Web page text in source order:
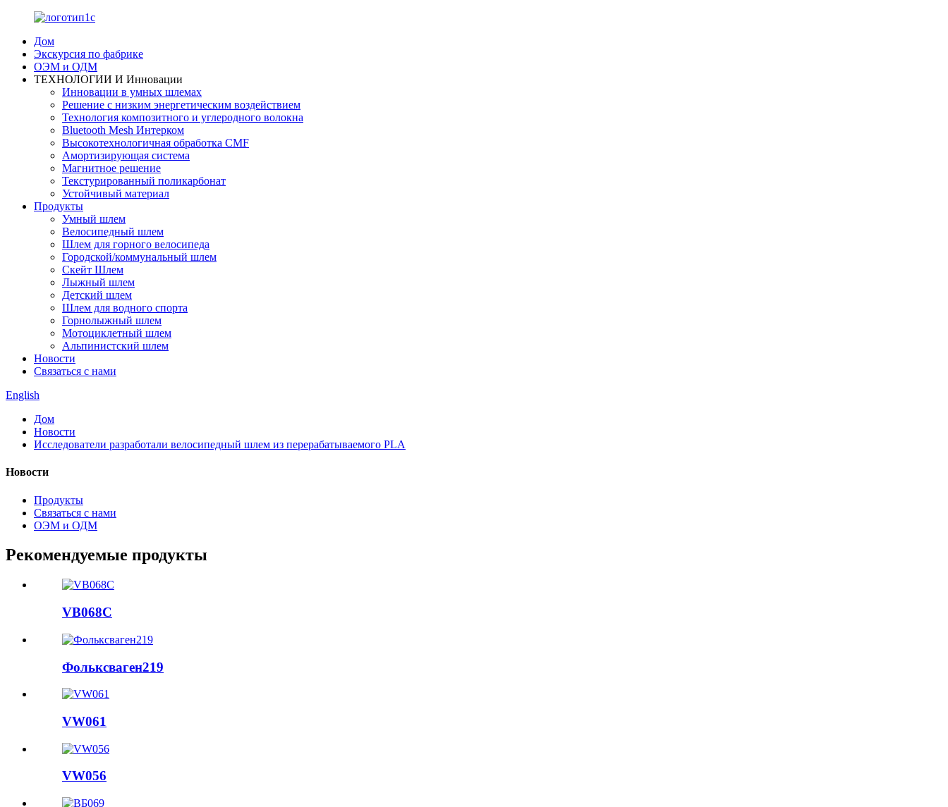
Дом
Экскурсия по фабрике
ОЭМ и ОДМ
ТЕХНОЛОГИИ И Инновации
Инновации в умных шлемах
Решение с низким энергетическим воздействием
Технология композитного и углеродного волокна
Bluetooth Mesh Интерком
Высокотехнологичная обработка CMF
Амортизирующая система
Магнитное решение
Текстурированный поликарбонат
Устойчивый материал
Продукты
Умный шлем
Велосипедный шлем
Шлем для горного велосипеда
Городской/коммунальный шлем
Скейт Шлем
Лыжный шлем
Детский шлем
Шлем для водного спорта
Горнолыжный шлем
Мотоциклетный шлем
Альпинистский шлем
Новости
Связаться с нами
English
Дом
Новости
Исследователи разработали велосипедный шлем из перерабатываемого PLA
Новости
Продукты
Связаться с нами
ОЭМ и ОДМ
Рекомендуемые продукты
VB068C
Фольксваген219
VW061
VW056